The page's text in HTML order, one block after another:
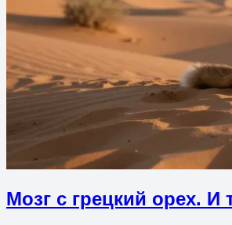
Мозг с грецкий орех. И